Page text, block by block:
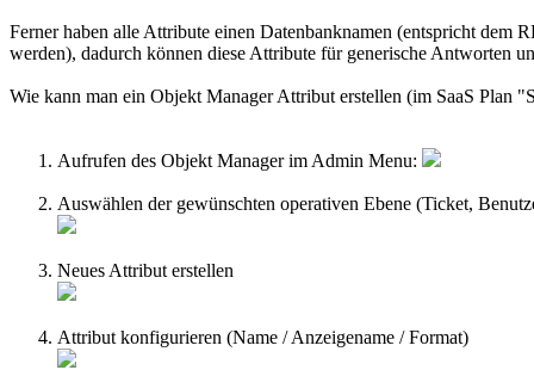
Ferner haben alle Attribute einen Datenbanknamen (entspricht dem
werden), dadurch können diese Attribute für generische Antworten
Wie kann man ein Objekt Manager Attribut erstellen (im SaaS Plan
Aufrufen des Objekt Manager im Admin Menu:
Auswählen der gewünschten operativen Ebene (Ticket,
Neues Attribut erstellen
Attribut konfigurieren (Name / Anzeigename / Format)